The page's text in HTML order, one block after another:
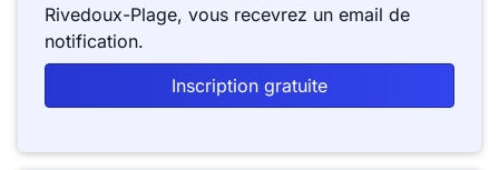
Rivedoux-Plage, vous recevrez un email de
notification.
Inscription gratuite